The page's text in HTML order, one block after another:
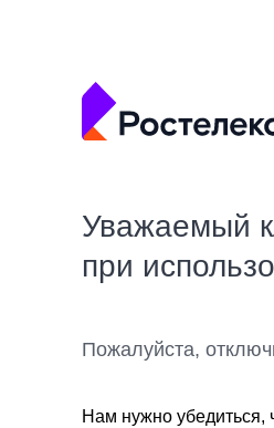
Уважаемый
при
Пожалуйста,
Нам нужно убедиться,